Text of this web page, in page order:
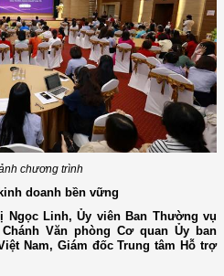
chương trình
doanh bền vững
Ngọc Linh, Ủy viên Ban Thường vụ
Văn phòng Cơ quan Ủy ban
Nam, Giám đốc Trung tâm Hỗ trợ